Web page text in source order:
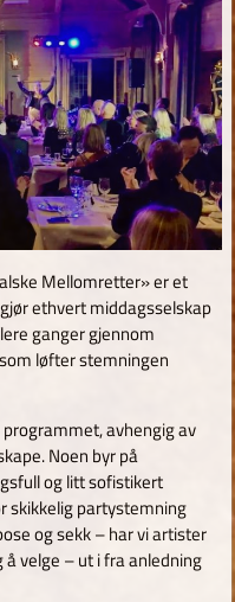
Mellomretter» er et
ethvert middagsselskap
ganger gjennom
løfter stemningen
avhengig av
Noen byr på
og litt sofistikert
skikkelig partystemning
og sekk – har vi artister
velge – ut i fra anledning